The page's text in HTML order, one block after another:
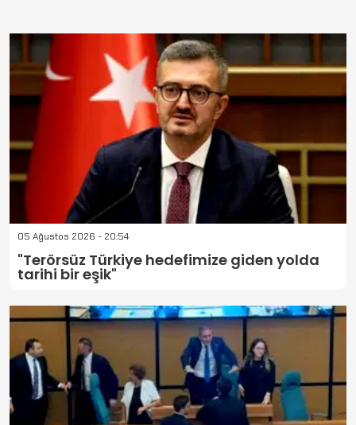
05 Ağustos 2026 - 20:54
"Terörsüz Türkiye hedefimize giden yolda
tarihi bir eşik"